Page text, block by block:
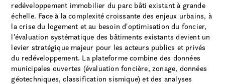
redéveloppement immobilier du parc bâti existant à grande
échelle. Face à la complexité croissante des enjeux urbains, à
la crise du logement et au besoin d'optimisation du foncier,
l'évaluation systématique des bâtiments existants devient un
levier stratégique majeur pour les acteurs publics et privés
du redéveloppement. La plateforme combine des données
municipales ouvertes (évaluation foncière, zonage, données
géotechniques, classification sismique) et des analyses